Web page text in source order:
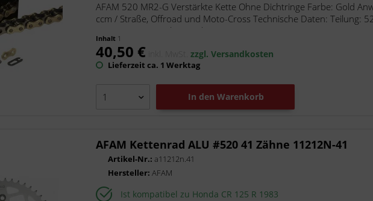
AFAM 520 MR2-G Verstärkte Kette Ohne Dichtringe Farbe: Gold
ccm / Straße, Offroad und Moto-Cross Technische Daten: Teilung:
Ø: 10.16 mm Laschenstärke:...
Inhalt 1
40,50 € inkl. MwSt.zzgl. Versandkosten
Lieferzeit ca. 1 Werktag
In den Warenkorb
AFAM Kettenrad ALU #520 41 Zähne 11212N-41
Artikel-Nr.: a11212n.41
Hersteller:AFAM
Ist kompatibel zu Honda CR 125 R 1983